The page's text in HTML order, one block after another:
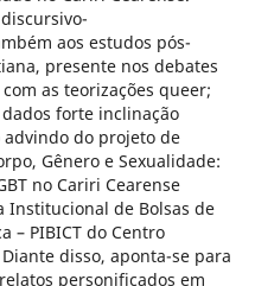
aos estudos pós-
presente nos debates
as teorizações queer;
forte inclinação
do projeto de
Gênero e Sexualidade:
no Cariri Cearense
Institucional de Bolsas de
– PIBICT do Centro
disso, aponta-se para
personificados em